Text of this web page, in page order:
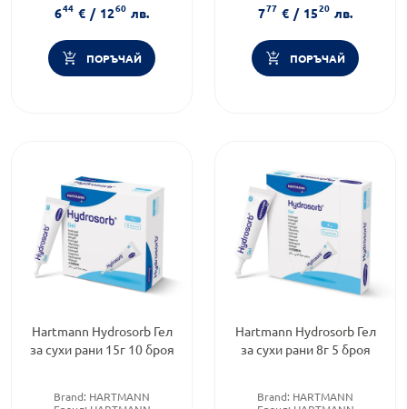
644 € / 1260 лв.
ПОРЪЧАЙ
777 € / 1520 лв.
ПОРЪЧАЙ
Hartmann Hydrosorb Гел
за сухи рани 15г 10 броя
Brand: HARTMANN
Hartmann Hydrosorb Гел
за сухи рани 8г 5 броя
Brand: HARTMANN